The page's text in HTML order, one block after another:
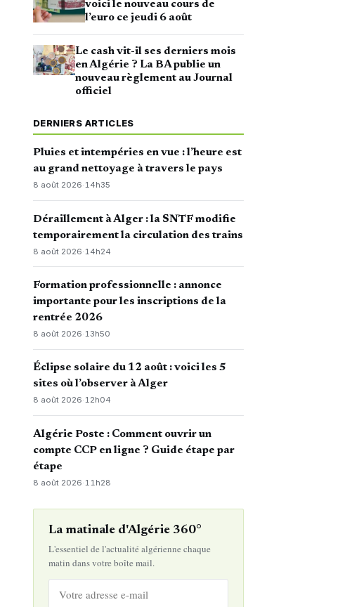
voici le nouveau cours de
l’euro ce jeudi 6 août
Le cash vit-il ses derniers mois
en Algérie ? La BA publie un
nouveau règlement au Journal
officiel
DERNIERS ARTICLES
Pluies et intempéries en vue : l’heure est
au grand nettoyage à travers le pays
8 août 2026·14h35
Déraillement à Alger : la SNTF modifie
temporairement la circulation des trains
8 août 2026· 14h24
Formation professionnelle : annonce
importante pour les inscriptions de la
rentrée 2026
8 août 2026·13h50
Éclipse solaire du 12 août : voici les 5
sites où l’observer à Alger
8 août 2026·12h04
Algérie Poste : Comment ouvrir un
compte CCP en ligne ? Guide étape par
étape
8 août 2026· 11h28
La matinale d'Algérie 360°
L'essentiel de l'actualité algérienne chaque
matin dans votre boîte mail.